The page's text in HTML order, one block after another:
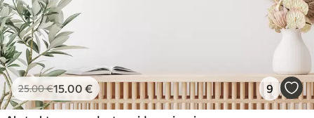
25.00€15.00 € 9